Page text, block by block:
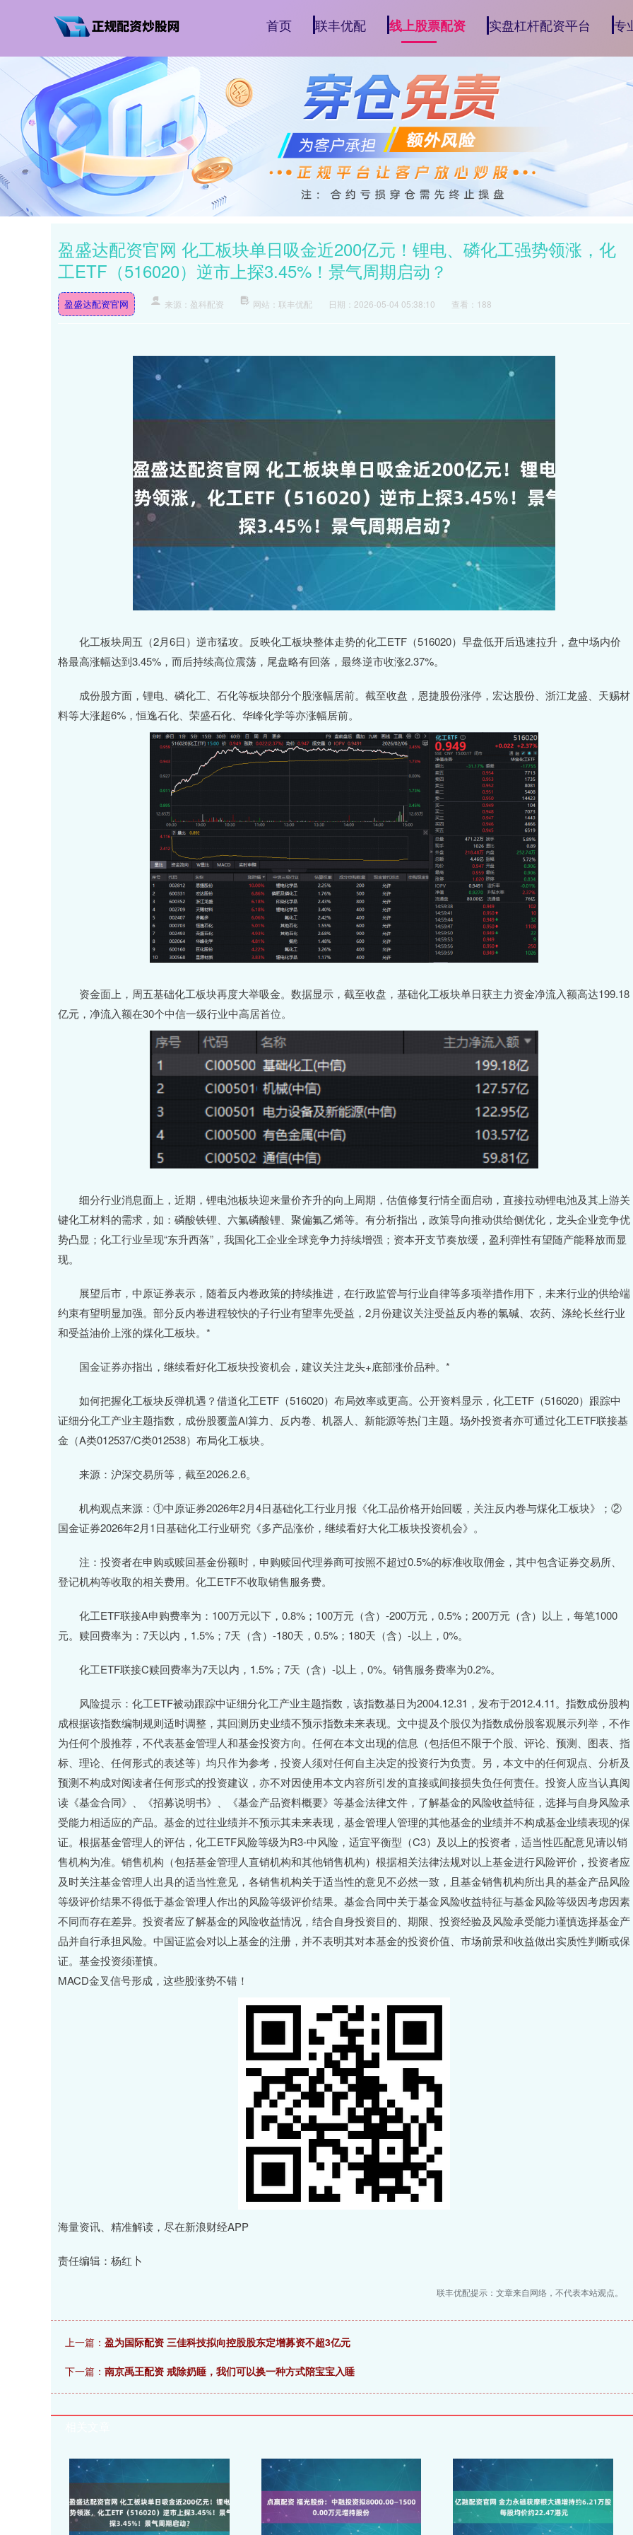
首页 联丰优配 线上股票配资 实盘杠杆配资平台 专
盈盛达配资官网 化工板块单日吸金近200亿元！锂电、磷化工强势领涨，化
工ETF（516020）逆市上探3.45%！景气周期启动？
盈盛达配资官网 来源：盈科配资 网站：联丰优配 日期：2026-05-04 05:38:10 查看：188
化工板块周五（2月6日）逆市猛攻。反映化工板块整体走势的化工ETF（516020）早盘低开后迅速拉升，盘中场内价
格最高涨幅达到3.45%，而后持续高位震荡，尾盘略有回落，最终逆市收涨2.37%。
成份股方面，锂电、磷化工、石化等板块部分个股涨幅居前。截至收盘，恩捷股份涨停，宏达股份、浙江龙盛、天赐材
料等大涨超6%，恒逸石化、荣盛石化、华峰化学等亦涨幅居前。
资金面上，周五基础化工板块再度大举吸金。数据显示，截至收盘，基础化工板块单日获主力资金净流入额高达199.18
亿元，净流入额在30个中信一级行业中高居首位。
细分行业消息面上，近期，锂电池板块迎来量价齐升的向上周期，估值修复行情全面启动，直接拉动锂电池及其上游关
键化工材料的需求，如：磷酸铁锂、六氟磷酸锂、聚偏氟乙烯等。有分析指出，政策导向推动供给侧优化，龙头企业竞争优
势凸显；化工行业呈现“东升西落”，我国化工企业全球竞争力持续增强；资本开支节奏放缓，盈利弹性有望随产能释放而显
现。
展望后市，中原证券表示，随着反内卷政策的持续推进，在行政监管与行业自律等多项举措作用下，未来行业的供给端
约束有望明显加强。部分反内卷进程较快的子行业有望率先受益，2月份建议关注受益反内卷的氯碱、农药、涤纶长丝行业
和受益油价上涨的煤化工板块。*
国金证券亦指出，继续看好化工板块投资机会，建议关注龙头+底部涨价品种。*
如何把握化工板块反弹机遇？借道化工ETF（516020）布局效率或更高。公开资料显示，化工ETF（516020）跟踪中
证细分化工产业主题指数，成份股覆盖AI算力、反内卷、机器人、新能源等热门主题。场外投资者亦可通过化工ETF联接基
金（A类012537/C类012538）布局化工板块。
来源：沪深交易所等，截至2026.2.6。
机构观点来源：①中原证券2026年2月4日基础化工行业月报《化工品价格开始回暖，关注反内卷与煤化工板块》；②
国金证券2026年2月1日基础化工行业研究《多产品涨价，继续看好大化工板块投资机会》。
注：投资者在申购或赎回基金份额时，申购赎回代理券商可按照不超过0.5%的标准收取佣金，其中包含证券交易所、
登记机构等收取的相关费用。化工ETF不收取销售服务费。
化工ETF联接A申购费率为：100万元以下，0.8%；100万元（含）-200万元，0.5%；200万元（含）以上，每笔1000
元。赎回费率为：7天以内，1.5%；7天（含）-180天，0.5%；180天（含）-以上，0%。
化工ETF联接C赎回费率为7天以内，1.5%；7天（含）-以上，0%。销售服务费率为0.2%。
风险提示：化工ETF被动跟踪中证细分化工产业主题指数，该指数基日为2004.12.31，发布于2012.4.11。指数成份股构
成根据该指数编制规则适时调整，其回测历史业绩不预示指数未来表现。文中提及个股仅为指数成份股客观展示列举，不作
为任何个股推荐，不代表基金管理人和基金投资方向。任何在本文出现的信息（包括但不限于个股、评论、预测、图表、指
标、理论、任何形式的表述等）均只作为参考，投资人须对任何自主决定的投资行为负责。另，本文中的任何观点、分析及
预测不构成对阅读者任何形式的投资建议，亦不对因使用本文内容所引发的直接或间接损失负任何责任。投资人应当认真阅
读《基金合同》、《招募说明书》、《基金产品资料概要》等基金法律文件，了解基金的风险收益特征，选择与自身风险承
受能力相适应的产品。基金的过往业绩并不预示其未来表现，基金管理人管理的其他基金的业绩并不构成基金业绩表现的保
证。根据基金管理人的评估，化工ETF风险等级为R3-中风险，适宜平衡型（C3）及以上的投资者，适当性匹配意见请以销
售机构为准。销售机构（包括基金管理人直销机构和其他销售机构）根据相关法律法规对以上基金进行风险评价，投资者应
及时关注基金管理人出具的适当性意见，各销售机构关于适当性的意见不必然一致，且基金销售机构所出具的基金产品风险
等级评价结果不得低于基金管理人作出的风险等级评价结果。基金合同中关于基金风险收益特征与基金风险等级因考虑因素
不同而存在差异。投资者应了解基金的风险收益情况，结合自身投资目的、期限、投资经验及风险承受能力谨慎选择基金产
品并自行承担风险。中国证监会对以上基金的注册，并不表明其对本基金的投资价值、市场前景和收益做出实质性判断或保
证。基金投资须谨慎。
MACD金叉信号形成，这些股涨势不错！
海量资讯、精准解读，尽在新浪财经APP
责任编辑：杨红卜
联丰优配提示：文章来自网络，不代表本站观点。
上一篇： 盈为国际配资 三佳科技拟向控股股东定增募资不超3亿元
下一篇： 南京禹王配资 戒除奶睡，我们可以换一种方式陪宝宝入睡